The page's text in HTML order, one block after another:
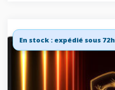
En stock : expédié sous 72h